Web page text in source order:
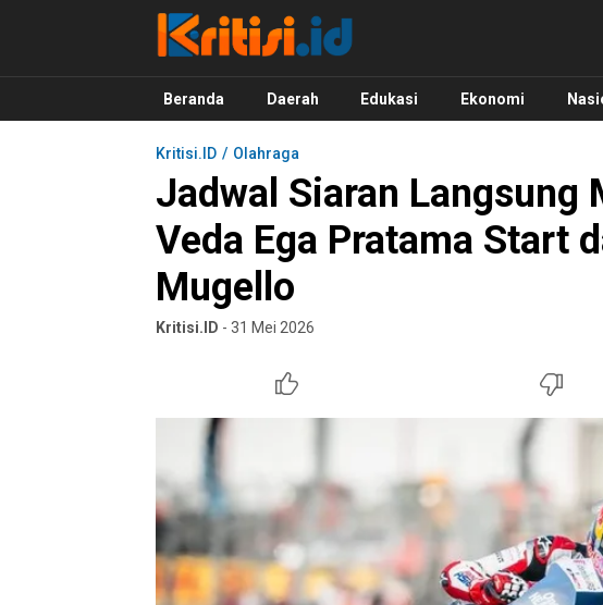
Kritisi.ID
Kritik untuk Negeri!
Beranda Daerah Edukasi Ekonomi
Kritisi.ID Olahraga
Jadwal Siaran Langsung
Veda Ega Pratama Start
Mugello
Kritisi.ID - 31 Mei 2026